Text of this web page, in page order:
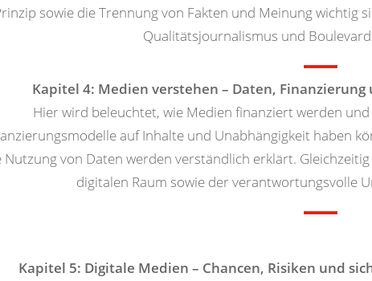
sowie die Trennung von Fakten und Meinung wichtig
Qualitätsjournalismus und
Kapitel 4: Medien verstehen – Daten,
Hier wird beleuchtet, wie Medien finanziert werden
auf Inhalte und Unabhängigkeit haben
Nutzung von Daten werden verständlich erklärt.
digitalen Raum sowie der verantwortungsvolle
Kapitel 5: Digitale Medien – Chancen, Risiken und